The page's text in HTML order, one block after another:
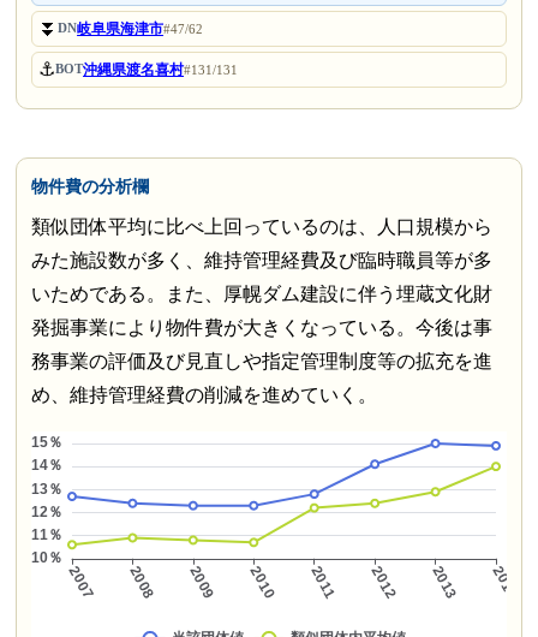
⏬DN岐阜県海津市#47/62
⚓BOT沖縄県渡名喜村#131/131
物件費の分析欄
類似団体平均に比べ上回っているのは、人口規模から
みた施設数が多く、維持管理経費及び臨時職員等が多
いためである。また、厚幌ダム建設に伴う埋蔵文化財
発掘事業により物件費が大きくなっている。今後は事
務事業の評価及び見直しや指定管理制度等の拡充を進
め、維持管理経費の削減を進めていく。